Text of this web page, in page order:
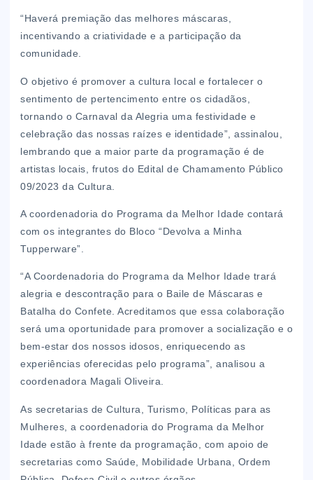
“Haverá premiação das melhores máscaras,
incentivando a criatividade e a participação da
comunidade.
O objetivo é promover a cultura local e fortalecer o
sentimento de pertencimento entre os cidadãos,
tornando o Carnaval da Alegria uma festividade e
celebração das nossas raízes e identidade”, assinalou,
lembrando que a maior parte da programação é de
artistas locais, frutos do Edital de Chamamento Público
09/2023 da Cultura.
A coordenadoria do Programa da Melhor Idade contará
com os integrantes do Bloco “Devolva a Minha
Tupperware”.
“A Coordenadoria do Programa da Melhor Idade trará
alegria e descontração para o Baile de Máscaras e
Batalha do Confete. Acreditamos que essa colaboração
será uma oportunidade para promover a socialização e o
bem-estar dos nossos idosos, enriquecendo as
experiências oferecidas pelo programa”, analisou a
coordenadora Magali Oliveira.
As secretarias de Cultura, Turismo, Políticas para as
Mulheres, a coordenadoria do Programa da Melhor
Idade estão à frente da programação, com apoio de
secretarias como Saúde, Mobilidade Urbana, Ordem